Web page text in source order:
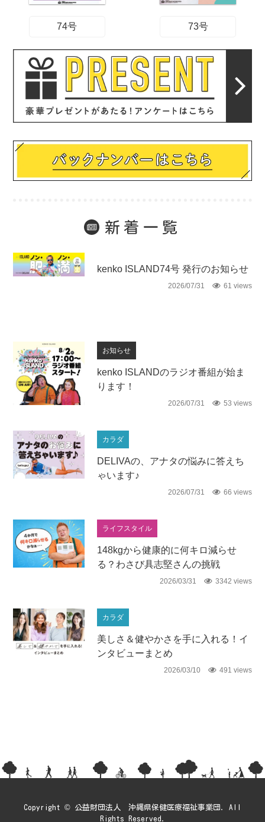
74号 73号
新着一覧
kenko ISLAND74号 発行のお知らせ
2026/07/31 61 views
お知らせ
kenko ISLANDのラジオ番組が始ま
ります！
2026/07/31 53 views
カラダ
DELIVAの、アナタの悩みに答えち
ゃいます♪
2026/07/31 66 views
ライフスタイル
148kgから健康的に何キロ減らせ
る？わさび具志堅さんの挑戦
2026/03/31 3342 views
カラダ
美しさ＆健やかさを手に入れる！イ
ンタビューまとめ
2026/03/10 491 views
Copyright © 公益財団法人 沖縄県保健医療福祉事業団. All
Rights Reserved.